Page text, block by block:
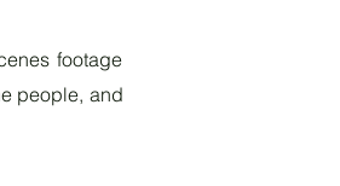
footage
people, and